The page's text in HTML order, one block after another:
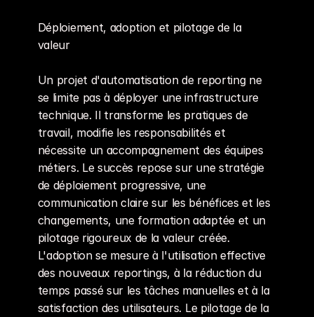
Déploiement, adoption et pilotage de la
valeur
Un projet d'automatisation de reporting ne
se limite pas à déployer une infrastructure
technique. Il transforme les pratiques de
travail, modifie les responsabilités et
nécessite un accompagnement des équipes
métiers. Le succès repose sur une stratégie
de déploiement progressive, une
communication claire sur les bénéfices et les
changements, une formation adaptée et un
pilotage rigoureux de la valeur créée.
L'adoption se mesure à l'utilisation effective
des nouveaux reportings, à la réduction du
temps passé sur les tâches manuelles et à la
satisfaction des utilisateurs. Le pilotage de la